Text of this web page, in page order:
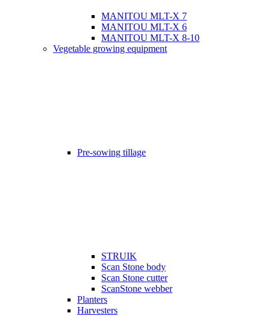
MANITOU MLT-X 7
MANITOU MLT-X 6
MANITOU MLT-X 8-10
Vegetable growing equipment
Pre-sowing tillage
STRUIK
Scan Stone body
Scan Stone cutter
ScanStone webber
Planters
Harvesters